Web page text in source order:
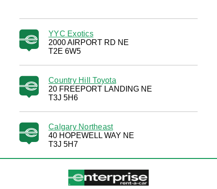
YYC Exotics
2000 AIRPORT RD NE
T2E 6W5
Country Hill Toyota
20 FREEPORT LANDING NE
T3J 5H6
Calgary Northeast
40 HOPEWELL WAY NE
T3J 5H7